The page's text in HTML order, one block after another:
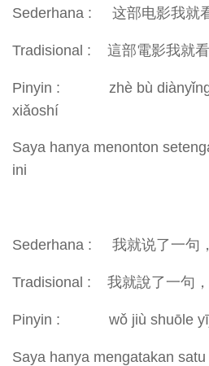
Sederhana : 这部电影我就
Tradisional : 這部電影我就
Pinyin : zhè bù diànyǐng
xiǎoshí
Saya hanya menonton
ini
Sederhana : 我就说了一句
Tradisional : 我就說了一句
Pinyin : wǒ jiù shuōle
Saya hanya mengatakan